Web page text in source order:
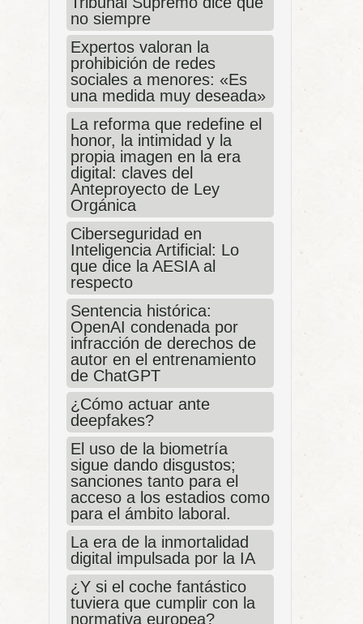
no siempre
Expertos valoran la
prohibición de redes
sociales a menores: «Es
una medida muy deseada»
La reforma que redefine el
honor, la intimidad y la
propia imagen en la era
digital: claves del
Anteproyecto de Ley
Orgánica
Ciberseguridad en
Inteligencia Artificial: Lo
que dice la AESIA al
respecto
Sentencia histórica:
OpenAI condenada por
infracción de derechos de
autor en el entrenamiento
de ChatGPT
¿Cómo actuar ante
deepfakes?
El uso de la biometría
sigue dando disgustos;
sanciones tanto para el
acceso a los estadios como
para el ámbito laboral.
La era de la inmortalidad
digital impulsada por la IA
¿Y si el coche fantástico
tuviera que cumplir con la
normativa europea?